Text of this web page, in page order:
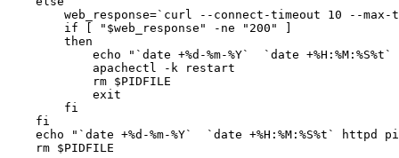
web_response=`curl --connect-timeout 10 --
        if [ "$web_response" -ne "200" ]
        then
echo "`date +%d-%m-%Y`  `date
            apachectl -k restart
            rm $PIDFILE
            exit
        fi
    fi
echo "`date +%d-%m-%Y`  `date +%H:%M:%S%t` httpd